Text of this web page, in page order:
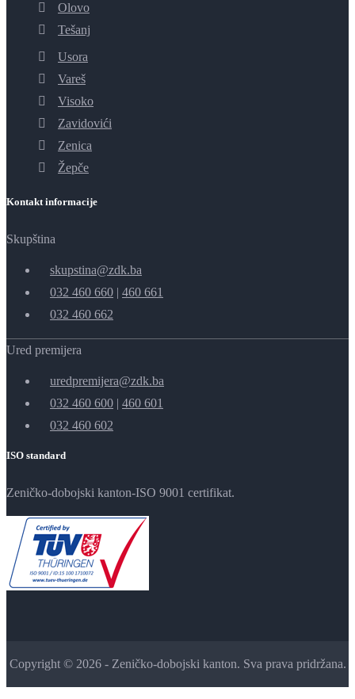
Olovo
Tešanj
Usora
Vareš
Visoko
Zavidovići
Zenica
Žepče
Kontakt informacije
Skupština
skupstina@zdk.ba
032 460 660 | 460 661
032 460 662
Ured premijera
uredpremijera@zdk.ba
032 460 600 | 460 601
032 460 602
ISO standard
Zeničko-dobojski kanton-ISO 9001 certifikat.
Copyright © 2026 - Zeničko-dobojski kanton. Sva prava pridržana.